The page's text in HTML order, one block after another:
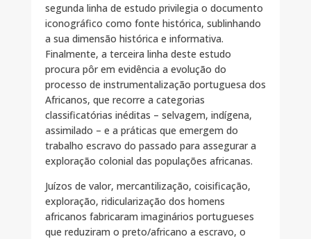
segunda linha de estudo privilegia o documento
iconográfico como fonte histórica, sublinhando
a sua dimensão histórica e informativa.
Finalmente, a terceira linha deste estudo
procura pôr em evidência a evolução do
processo de instrumentalização portuguesa dos
Africanos, que recorre a categorias
classificatórias inéditas – selvagem, indígena,
assimilado – e a práticas que emergem do
trabalho escravo do passado para assegurar a
exploração colonial das populações africanas.
Juízos de valor, mercantilização, coisificação,
exploração, ridicularização dos homens
africanos fabricaram imaginários portugueses
que reduziram o preto/africano a escravo, o